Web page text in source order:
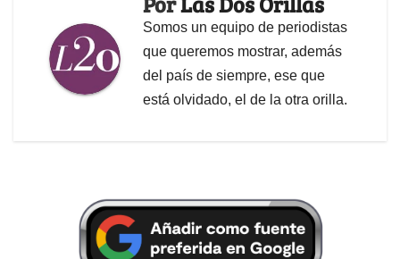
Somos un equipo de periodistas
que queremos mostrar, además
del país de siempre, ese que
está olvidado, el de la otra orilla.